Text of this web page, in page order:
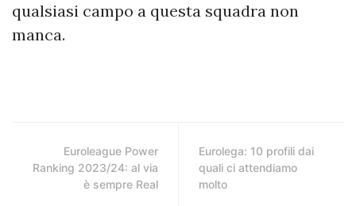
qualsiasi campo a questa squadra non
manca.
Euroleague Power
Ranking 2023/24: al via
è sempre Real
Eurolega: 10 profili dai
quali ci attendiamo
molto